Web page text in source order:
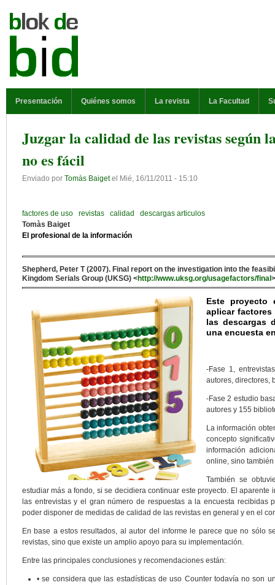
Presentación Quiénes somos La revista La Facultad
Juzgar la calidad de las revistas según
no es fácil
Enviado por Tomàs Baigetel Mié, 16/11/2011 - 15:10
factores de uso revistas calidad
descargas articulos
Tomàs Baiget
El profesional de la información
Shepherd, Peter T (2007). Final report on the investigation into the
Kingdom Serials Group (UKSG) <http://www.uksg.org/usagefactors/final >
Este proyecto
aplicar factores
las descargas
una encuesta
-Fase 1,
autores, directores,
-Fase 2 estudio
autores y 155
La información
concepto
información
online, sino
También se
estudiar más a fondo, si se decidiera continuar este proyecto. El
las entrevistas y el gran número de respuestas a la encuesta
poder disponer de medidas de calidad de las revistas en general y en el
En base a estos resultados, al autor del informe le parece que no sólo
revistas, sino que existe un amplio apoyo para su implementación.
Entre las principales conclusiones y recomendaciones están:
• se considera que las estadísticas de uso Counter todavía no son